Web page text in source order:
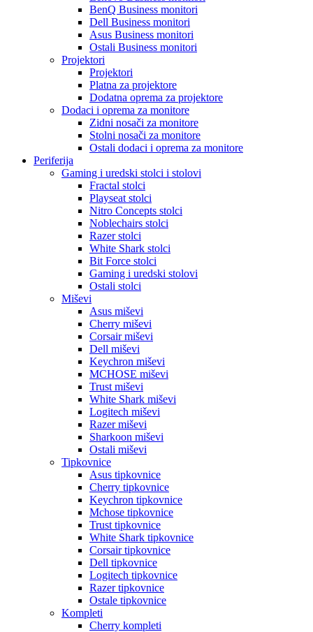
BenQ Business monitori
Dell Business monitori
Asus Business monitori
Ostali Business monitori
Projektori
Projektori
Platna za projektore
Dodatna oprema za projektore
Dodaci i oprema za monitore
Zidni nosači za monitore
Stolni nosači za monitore
Ostali dodaci i oprema za monitore
Periferija
Gaming i uredski stolci i stolovi
Fractal stolci
Playseat stolci
Nitro Concepts stolci
Noblechairs stolci
Razer stolci
White Shark stolci
Bit Force stolci
Gaming i uredski stolovi
Ostali stolci
Miševi
Asus miševi
Cherry miševi
Corsair miševi
Dell miševi
Keychron miševi
MCHOSE miševi
Trust miševi
White Shark miševi
Logitech miševi
Razer miševi
Sharkoon miševi
Ostali miševi
Tipkovnice
Asus tipkovnice
Cherry tipkovnice
Keychron tipkovnice
Mchose tipkovnice
Trust tipkovnice
White Shark tipkovnice
Corsair tipkovnice
Dell tipkovnice
Logitech tipkovnice
Razer tipkovnice
Ostale tipkovnice
Kompleti
Cherry kompleti